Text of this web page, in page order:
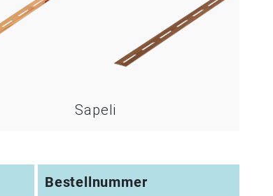
Sapeli
Bestellnummer